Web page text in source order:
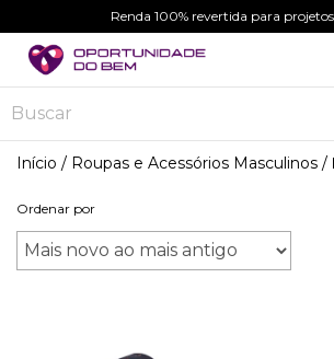
Renda 100% revertida para projetos
Início / Roupas e Acessórios Masculinos /
Ordenar por